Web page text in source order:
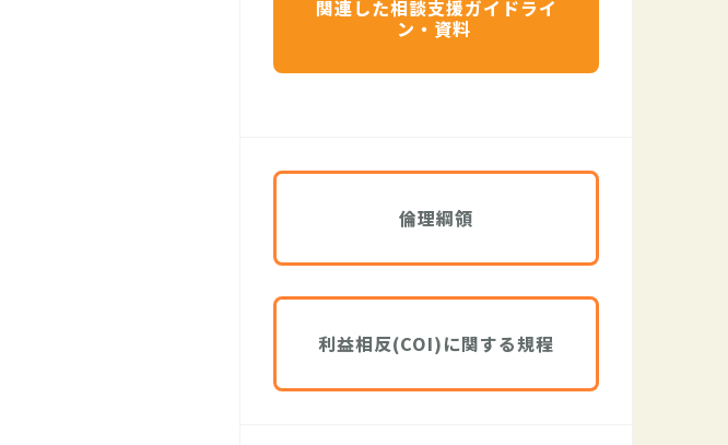
関連した相談支援ガイドライ
ン・資料
倫理綱領
利益相反(COI)に関する規程